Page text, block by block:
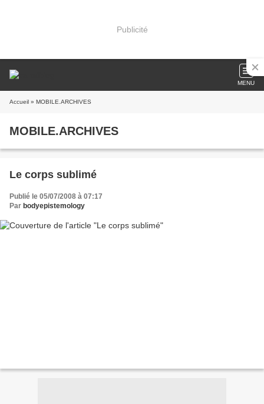
Publicité
MENU
Accueil » MOBILE.ARCHIVES
MOBILE.ARCHIVES
Le corps sublimé
Publié le 05/07/2008 à 07:17
Par bodyepistemology